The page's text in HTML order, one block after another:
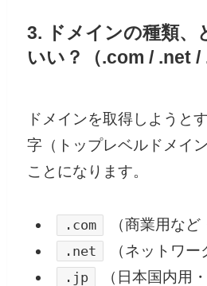
3. ドメインの種類、
いい？（.com / .net /
ドメインを取得しようと
字（トップレベルドメイ
ことになります。
.com （商業用など
.net （ネットワー
.jp （日本国内用